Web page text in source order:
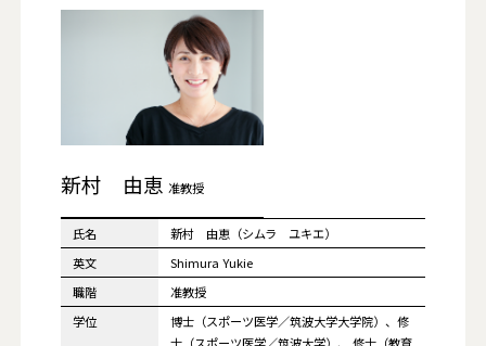
新村 由恵 准教授
氏名
新村 由恵（シムラ ユキエ）
英文
Shimura Yukie
職階
准教授
学位
博士（スポーツ医学／筑波大学大学院）、修